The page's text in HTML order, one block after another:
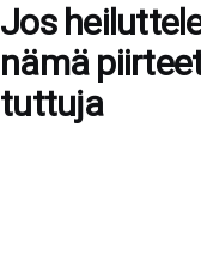
Jos
nämä
tuttuja